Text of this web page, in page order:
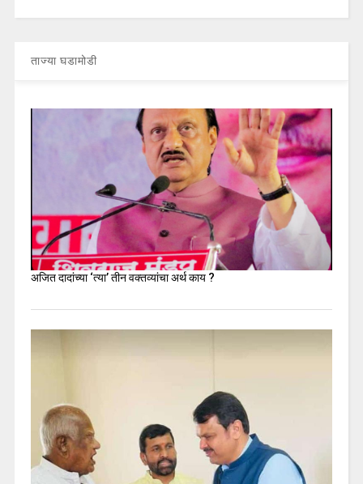
ताज्या घडामोडी
अजित दादांच्या ‘त्या’ तीन वक्तव्यांचा अर्थ काय ?